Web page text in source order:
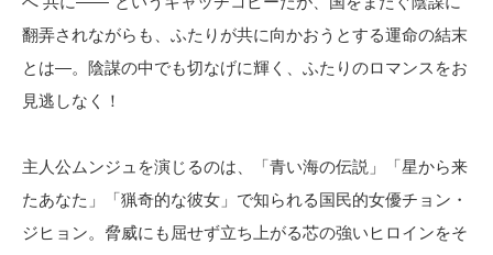
翻弄されながらも、ふたりが共に向かおうとする運命の結末
とは―。陰謀の中でも切なげに輝く、ふたりのロマンスをお
見逃しなく！
主人公ムンジュを演じるのは、「青い海の伝説」「星から来
たあなた」「猟奇的な彼女」で知られる国民的女優チョン・
ジヒョン。脅威にも屈せず立ち上がる芯の強いヒロインをそ